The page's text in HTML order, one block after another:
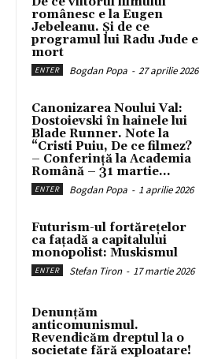
românesc e la Eugen
Jebeleanu. Și de ce
programul lui Radu Jude e
mort
ENTER Bogdan Popa - 27 aprilie 2026
Canonizarea Noului Val:
Dostoievski în hainele lui
Blade Runner. Note la
“Cristi Puiu, De ce filmez?
– Conferință la Academia
Română – 31 martie...
ENTER Bogdan Popa - 1 aprilie 2026
Futurism-ul fortărețelor
ca fațadă a capitalului
monopolist: Muskismul
ENTER Stefan Tiron - 17 martie 2026
Denunțăm
anticomunismul.
Revendicăm dreptul la o
societate fără exploatare!